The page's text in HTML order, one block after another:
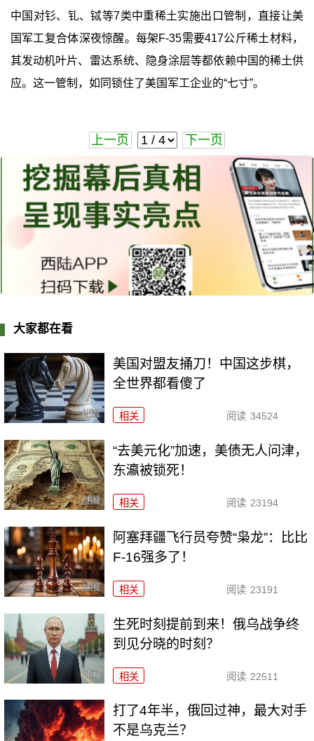
中国对钐、钆、铽等7类中重稀土实施出口管制，直接让美
国军工复合体深夜惊醒。每架F-35需要417公斤稀土材料，
其发动机叶片、雷达系统、隐身涂层等都依赖中国的稀土供
应。这一管制，如同锁住了美国军工企业的“七寸”。
上一页 下一页
大家都在看
美国对盟友捅刀！中国这步棋，
全世界都看傻了
相关 阅读 34524
“去美元化”加速，美债无人问津，
东瀛被锁死！
相关 阅读 23194
阿塞拜疆飞行员夸赞“枭龙”：比比
F-16强多了！
相关 阅读 23191
生死时刻提前到来！俄乌战争终
到见分晓的时刻？
相关 阅读 22511
打了4年半，俄回过神，最大对手
不是乌克兰？